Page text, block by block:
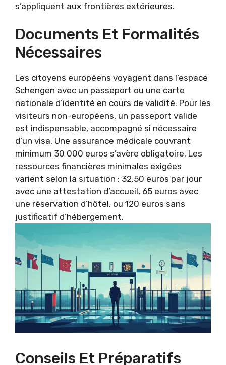
s’appliquent aux frontières extérieures.
Documents Et Formalités
Nécessaires
Les citoyens européens voyagent dans l’espace
Schengen avec un passeport ou une carte
nationale d’identité en cours de validité. Pour les
visiteurs non-européens, un passeport valide
est indispensable, accompagné si nécessaire
d’un visa. Une assurance médicale couvrant
minimum 30 000 euros s’avère obligatoire. Les
ressources financières minimales exigées
varient selon la situation : 32,50 euros par jour
avec une attestation d’accueil, 65 euros avec
une réservation d’hôtel, ou 120 euros sans
justificatif d’hébergement.
Conseils Et Préparatifs